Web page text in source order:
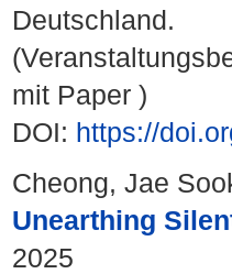
Deutschland.
mit Paper )
DOI: https://
Cheong, Jae
Unearthing
2025